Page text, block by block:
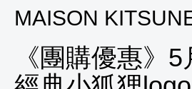
MAISON
《團購優惠》